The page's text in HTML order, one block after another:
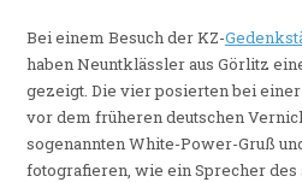
Bei einem Besuch der KZ-
haben Neuntklässler aus Görlitz
gezeigt. Die vier posierten bei
vor dem früheren deutschen
sogenannten White-Power-Gruß
fotografieren, wie ein Sprecher des